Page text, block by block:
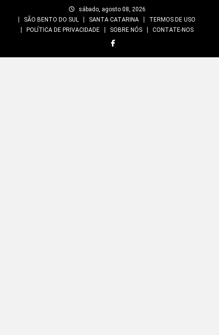
sábado, agosto 08, 2026
SÃO BENTO DO SUL
SANTA CATARINA
TERMOS DE USO
POLÍTICA DE PRIVACIDADE
SOBRE NÓS CONTATE-NOS